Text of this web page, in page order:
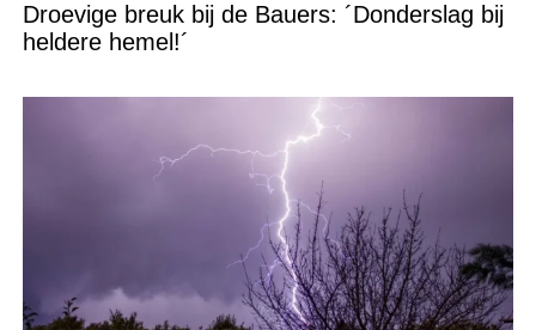
Droevige breuk bij de Bauers: ´Donderslag bij
heldere hemel!´